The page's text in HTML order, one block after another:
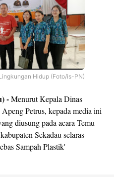
Hidup (Foto/is-PN)
-Menurut Kepala Dinas
Petrus, kepada media ini
diusung pada acara Temu
Sekadau selaras
Sampah Plastik'